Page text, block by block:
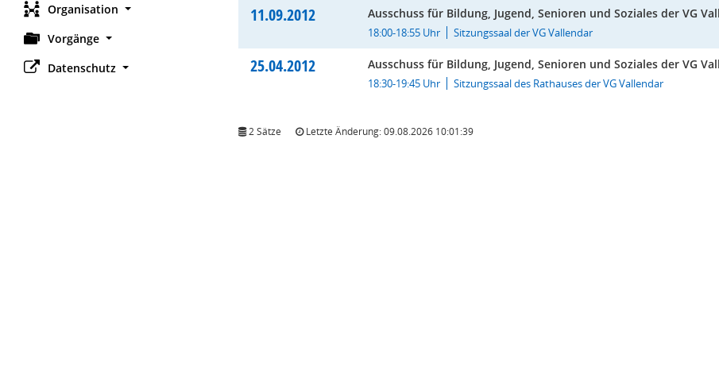
Organisation
Vorgänge
Datenschutz
11.09.2012 Ausschuss für Bildung, Jugend, Senioren und Soziales der VG
18:00-18:55 Uhr Sitzungssaal der VG Vallendar
25.04.2012 Ausschuss für Bildung, Jugend, Senioren und Soziales der VG
18:30-19:45 Uhr Sitzungssaal des Rathauses der VG Vallendar
2 Sätze Letzte Änderung: 09.08.2026 10:01:39